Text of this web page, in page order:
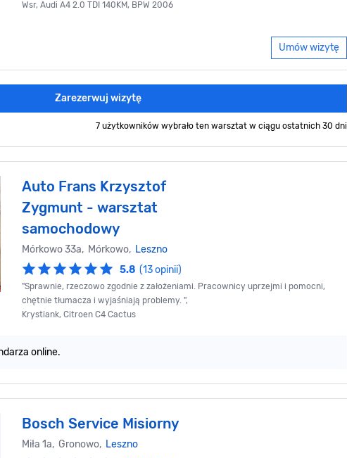
Wsr, Audi A4 2.0 TDI 140KM, BPW 2006
Umów wizytę
Zarezerwuj wizytę
7 użytkowników wybrało ten warsztat w ciągu ostatnich 30 dni
Auto Frans Krzysztof
Zygmunt - warsztat
samochodowy
Mórkowo 33a, Mórkowo, Leszno
5.8 (13 opinii)
"Sprawnie, rzeczowo zgodnie z założeniami. Pracownicy uprzejmi i pomocni,
chętnie tłumacza i wyjaśniają problemy. ",
Krystiank, Citroen C4 Cactus
online.
Bosch Service Misiorny
Miła 1a, Gronowo, Leszno